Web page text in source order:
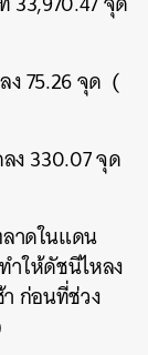
75.26 จุด (
ง 330.07 จุด
าดในแดน
ำให้ดัชนีไหลง
ก่อนที่ช่วง